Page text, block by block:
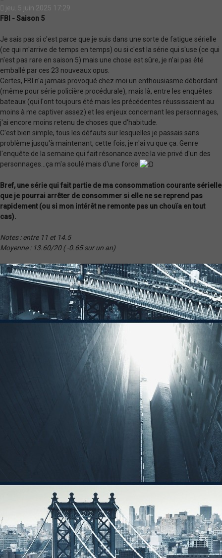
jeu. 5 juin 2025 17:29
FBI - Saison 5
Je sais pas si c'est parce que je suis dans une sorte de fatigue sérielle
(ce qui m'arrive de temps en temps) ou si c'est la série qui s'use (ce qui
n'est pas rare en saison 5) mais une chose est sûre, je n'ai pas été
emballé par ces 23 nouveaux opus.
Certes, FBI n'a jamais provoqué chez moi un enthousiasme débordant
(même pour série policière procédurale), mais là, entre les enquêtes
bateaux (qui l'ont toujours été mais les précédentes réussissaient au
moins à me captiver assez) et les enjeux concernant les personnages,
j'ai encore moins retenu de choses que d'habitude.
C'est bien simple, tous les défauts sur lesquelles je passais sans
problème jusqu'à maintenant, cette fois, je n'ai vu que ça. Genre
l'enquête de la semaine qui fait résonance avec la vie privé d'un des
personnages...ça m'a soulé mais d'une force
Bref, une série qui fait partie de ma consommation courante sérielle
que je pourrai arrêter de consommer si elle ne se reprend pas
rapidement (ou si mon intérêt ne remonte pas un chouïa en tout
cas).
Notes : entre 11 et 14.5
Moyenne : 13.60/20 ( -0.65 sur un an)